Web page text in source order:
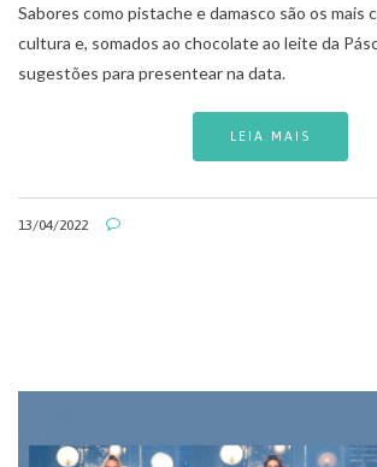
Sabores como pistache e damasco são os mais
cultura e, somados ao chocolate ao leite da
sugestões para presentear na data.
LEIA MAIS
13/04/2022